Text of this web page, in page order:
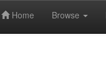
Home Browse